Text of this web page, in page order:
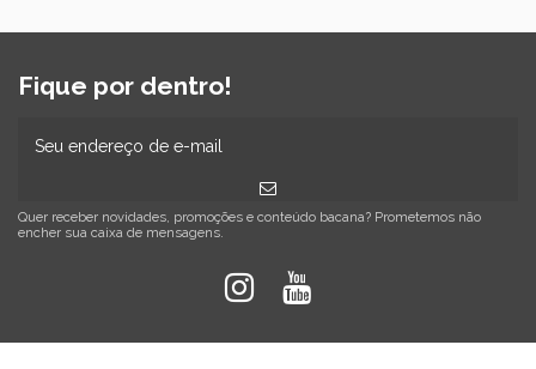
Fique por dentro!
Quer receber novidades, promoções e conteúdo bacana? Prometemos não
encher sua caixa de mensagens.